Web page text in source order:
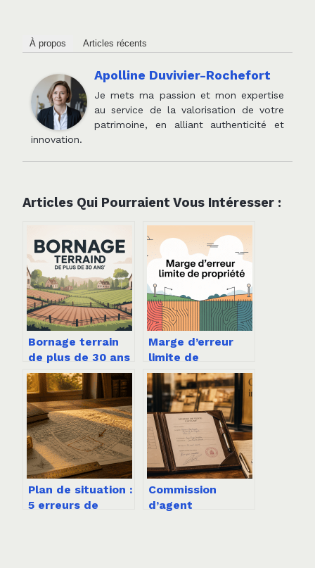
À propos Articles récents
Apolline Duvivier-Rochefort
Je mets ma passion et mon expertise
au service de la valorisation de votre
patrimoine, en alliant authenticité et
innovation.
Articles Qui Pourraient Vous Intéresser :
Bornage terrain
de plus de 30 ans
: droits, risques
et solutions
Marge d’erreur
limite de
propriété : ce que
vous devez
absolument
savoir
Plan de situation :
5 erreurs de
Commission
d’agent